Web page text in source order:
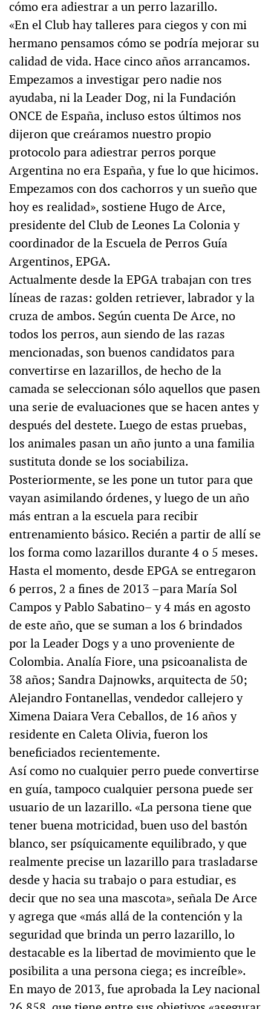
cómo era adiestrar a un perro lazarillo.
«En el Club hay talleres para ciegos y con mi
hermano pensamos cómo se podría mejorar su
calidad de vida. Hace cinco años arrancamos.
Empezamos a investigar pero nadie nos
ayudaba, ni la Leader Dog, ni la Fundación
ONCE de España, incluso estos últimos nos
dijeron que creáramos nuestro propio
protocolo para adiestrar perros porque
Argentina no era España, y fue lo que hicimos.
Empezamos con dos cachorros y un sueño que
hoy es realidad», sostiene Hugo de Arce,
presidente del Club de Leones La Colonia y
coordinador de la Escuela de Perros Guía
Argentinos, EPGA.
Actualmente desde la EPGA trabajan con tres
líneas de razas: golden retriever, labrador y la
cruza de ambos. Según cuenta De Arce, no
todos los perros, aun siendo de las razas
mencionadas, son buenos candidatos para
convertirse en lazarillos, de hecho de la
camada se seleccionan sólo aquellos que pasen
una serie de evaluaciones que se hacen antes y
después del destete. Luego de estas pruebas,
los animales pasan un año junto a una familia
sustituta donde se los sociabiliza.
Posteriormente, se les pone un tutor para que
vayan asimilando órdenes, y luego de un año
más entran a la escuela para recibir
entrenamiento básico. Recién a partir de allí se
los forma como lazarillos durante 4 o 5 meses.
Hasta el momento, desde EPGA se entregaron
6 perros, 2 a fines de 2013 –para María Sol
Campos y Pablo Sabatino– y 4 más en agosto
de este año, que se suman a los 6 brindados
por la Leader Dogs y a uno proveniente de
Colombia. Analía Fiore, una psicoanalista de
38 años; Sandra Dajnowks, arquitecta de 50;
Alejandro Fontanellas, vendedor callejero y
Ximena Daiara Vera Ceballos, de 16 años y
residente en Caleta Olivia, fueron los
beneficiados recientemente.
Así como no cualquier perro puede convertirse
en guía, tampoco cualquier persona puede ser
usuario de un lazarillo. «La persona tiene que
tener buena motricidad, buen uso del bastón
blanco, ser psíquicamente equilibrado, y que
realmente precise un lazarillo para trasladarse
desde y hacia su trabajo o para estudiar, es
decir que no sea una mascota», señala De Arce
y agrega que «más allá de la contención y la
seguridad que brinda un perro lazarillo, lo
destacable es la libertad de movimiento que le
posibilita a una persona ciega; es increíble».
En mayo de 2013, fue aprobada la Ley nacional